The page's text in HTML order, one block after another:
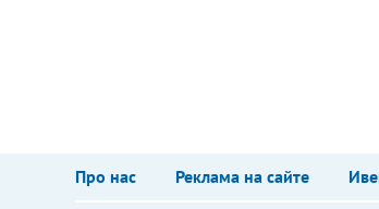
Про нас Реклама на сайте